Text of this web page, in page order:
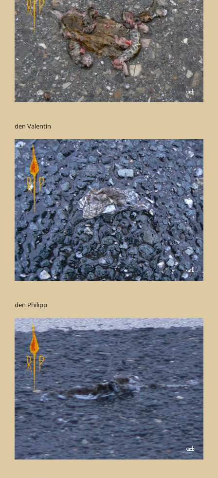
den Valentin
den Philipp